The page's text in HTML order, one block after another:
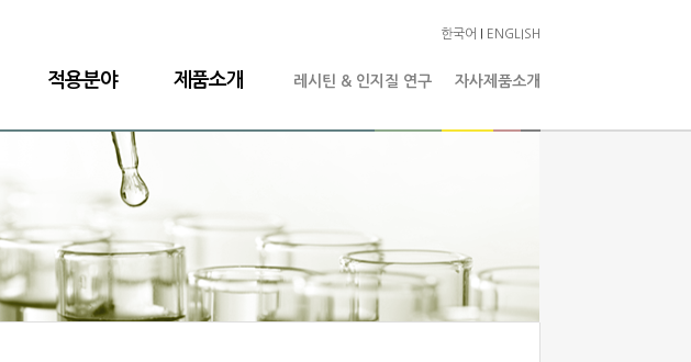
한국어 ENGLISH
적용분야 제품소개 레시틴 & 인지질 연구 자사제품소개